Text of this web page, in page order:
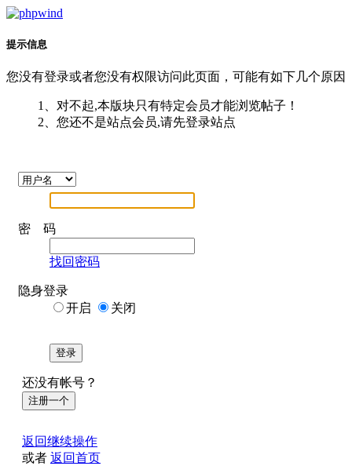
提示信息
您没有登录或者您没有权限访问此页面，可能有如下几个原因
1、对不起,本版块只有特定会员才能浏览帖子！
2、您还不是站点会员,请先登录站点
密 码
找回密码
隐身登录
开启
关闭
登录
还没有帐号？
注册一个
返回继续操作
或者 返回首页